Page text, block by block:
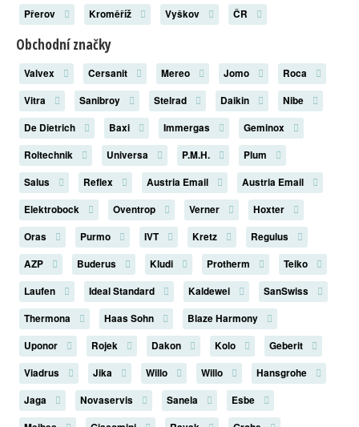
Přerov
Kroměříž Vyškov ČR
Obchodní značky
Valvex Cersanit Mereo Jomo
Roca
Vitra
Sanibroy Stelrad Daikin
Nibe
De Dietrich
Baxi Immergas
Geminox
Roltechnik
Universa P.M.H.
Plum
Salus
Reflex Austria Email
Austria Email
Elektrobock
Oventrop Verner
Hoxter
Oras
Purmo IVT Kretz
Regulus
AZP
Buderus Kludi Protherm
Teiko
Laufen
Ideal Standard Kaldewei
SanSwiss
Thermona
Haas Sohn
Blaze Harmony
Uponor
Rojek Dakon Kolo
Geberit
Viadrus
Jika Willo Willo
Hansgrohe
Jaga
Novaservis Sanela
Esbe